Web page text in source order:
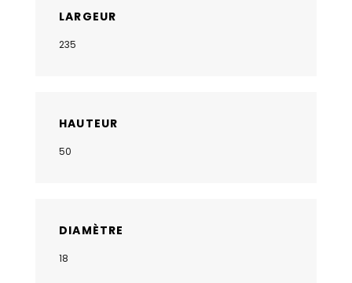
LARGEUR
235
HAUTEUR
50
DIAMÈTRE
18